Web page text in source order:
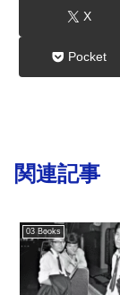
X
Pocket
関連記事
03 Books